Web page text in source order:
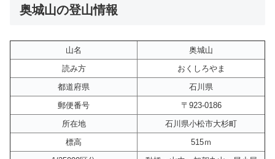
奥城山の登山情報
山名
奥城山
読み方
おくしろやま
都道府県
石川県
郵便番号
〒923-0186
所在地
石川県小松市大杉町
標高
515ｍ